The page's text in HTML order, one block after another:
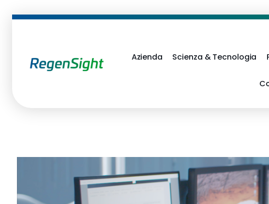
Azienda Scienza & Tecnologia